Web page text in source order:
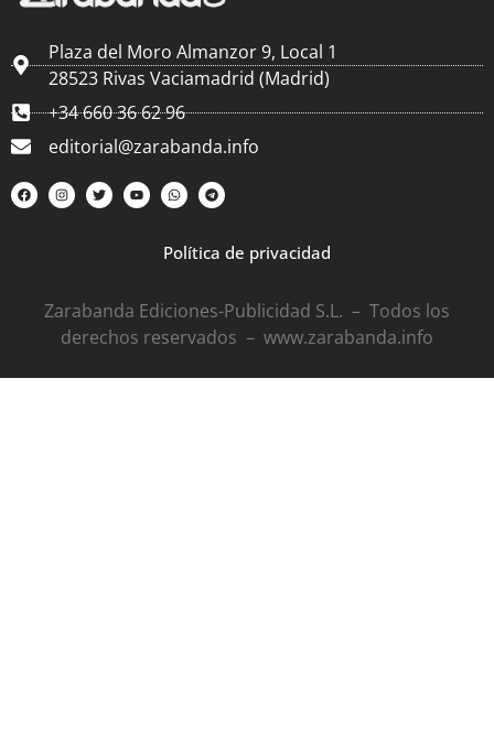
Plaza del Moro Almanzor 9, Local 1
28523 Rivas Vaciamadrid (Madrid)
+34 660 36 62 96
editorial@zarabanda.info
Política de privacidad
Zarabanda Ediciones-Publicidad S.L. – Todos los
derechos reservados – www.zarabanda.info